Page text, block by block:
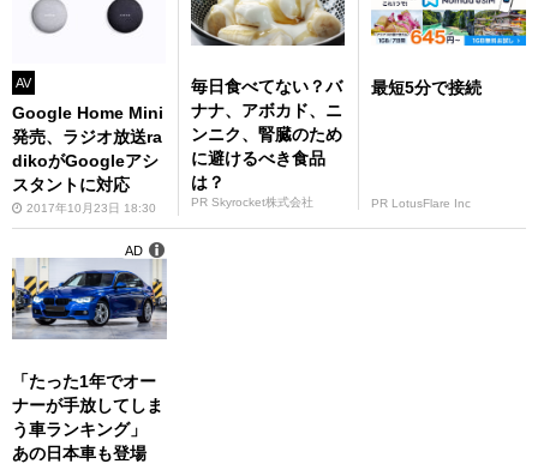
AV
Google Home Mini
発売、ラジオ放送ra
dikoがGoogleアシ
スタントに対応
2017年10月23日 18:30
毎日食べてない？バ
ナナ、アボカド、ニ
ンニク、腎臓のため
に避けるべき食品
は？
PR Skyrocket株式会社
最短5分で接続
PR LotusFlare Inc
「たった1年でオー
ナーが手放してしま
う車ランキング」
あの日本車も登場
AD